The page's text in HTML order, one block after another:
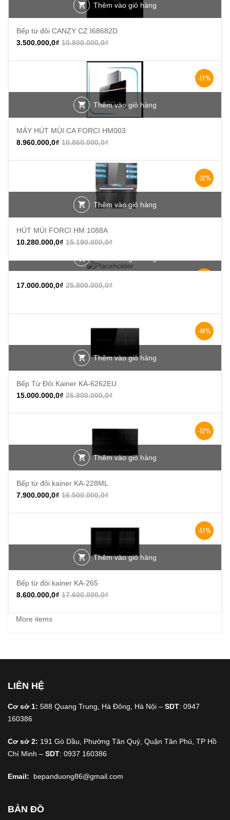
Thêm vào giỏ hàng
Bếp từ đôi CANZY CZ I68682D
10.800.000,0₫
3.500.000,0₫
-17%
Thêm vào giỏ hàng
MÁY HÚT MÙI CA FORCI HM003
10.860.000,0₫
8.960.000,0₫
-32%
Thêm vào giỏ hàng
HÚT MÙI FORCI HM 1088A
15.190.000,0₫
10.280.000,0₫
25.800.000,0₫
17.000.000,0₫
-44%
Thêm vào giỏ hàng
Bếp Từ Đôi Kainer KA-6262EU
26.800.000,0₫
15.000.000,0₫
-52%
Thêm vào giỏ hàng
Bếp từ đôi kainer KA-228ML
16.500.000,0₫
7.900.000,0₫
-51%
Thêm vào giỏ hàng
Bếp từ đôi kainer KA-265
17.600.000,0₫
8.600.000,0₫
More items
LIÊN HỆ
Cơ sở 1: 588 Quang Trung, Hà Đông, Hà Nội – SDT: 0947
160386
Cơ sở 2: 191 Gò Dầu, Phường Tân Quý, Quận Tân Phú, TP Hồ
Chí Minh – SDT: 0937 160386
Email: bepanduong86@gmail.com
BẢN ĐỒ